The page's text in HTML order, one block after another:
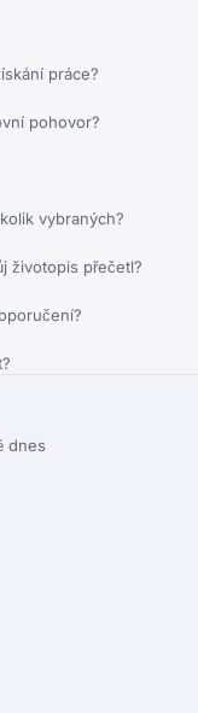
práce?
pohovor?
vybraných?
životopis přečetl?
dnes